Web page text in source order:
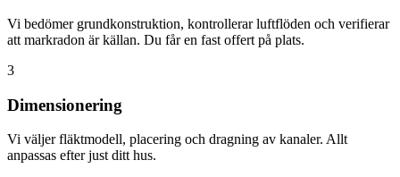
Vi bedömer grundkonstruktion, kontrollerar luftflöden och verifierar
att markradon är källan. Du får en fast offert på plats.
3
Dimensionering
Vi väljer fläktmodell, placering och dragning av kanaler. Allt
anpassas efter just ditt hus.